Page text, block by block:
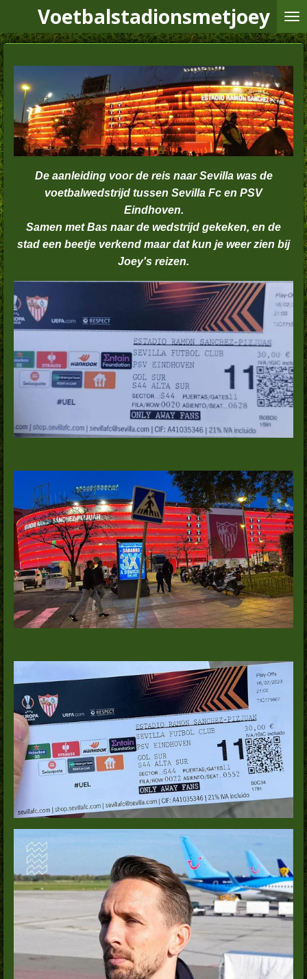
direct
de
hoofdinhoud
Voetbalstadionsmetjoey
De aanleiding voor de reis naar Sevilla was de
voetbalwedstrijd tussen Sevilla Fc en PSV
Eindhoven.
Samen met Bas naar de wedstrijd gekeken, en de
stad een beetje verkend maar dat kun je weer zien bij
Joey's reizen.